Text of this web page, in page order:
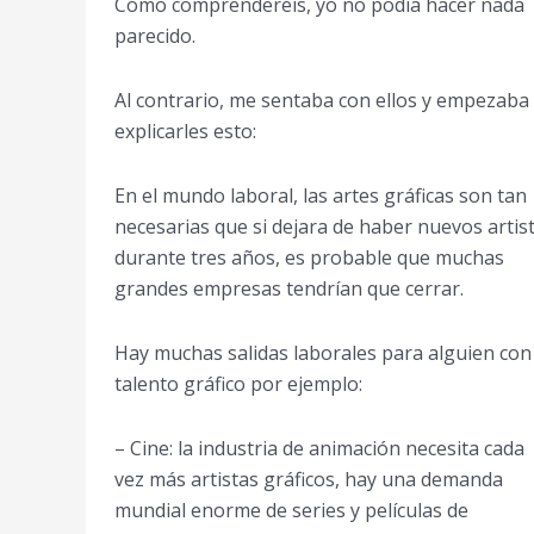
parecido.
Al contrario, me sentaba con ellos y empezaba
explicarles esto:
En el mundo laboral, las artes gráficas son tan
necesarias que si dejara de haber nuevos
durante tres años, es probable que muchas
grandes empresas tendrían que cerrar.
Hay muchas salidas laborales para alguien con
talento gráfico por ejemplo:
– Cine: la industria de animación necesita cada
vez más artistas gráficos, hay una demanda
mundial enorme de series y películas de